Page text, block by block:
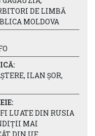
DE LIMBĂ
MOLDOVA
ILAN ȘOR,
LUATE DIN RUSIA
MAI